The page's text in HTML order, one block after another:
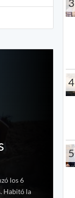
los 6
Habitó la
4
5